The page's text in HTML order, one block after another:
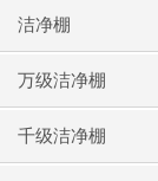
洁净棚
万级洁净棚
千级洁净棚